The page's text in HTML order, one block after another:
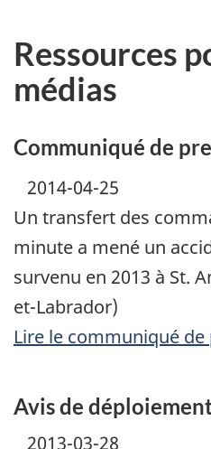
Ressources
médias
Communiqué de
2014-04-25
Un transfert des
minute a mené un
survenu en 2013 à St.
et-Labrador)
Lire le communiqué de
Avis de
2013-03-28